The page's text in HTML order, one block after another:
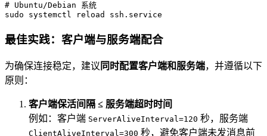
# Ubuntu/Debian 系统
sudo systemctl reload ssh.service
最佳实践：客户端与服务端配合
为确保连接稳定，建议 同时配置客户端和服务端，并遵循以下
原则：
客户端保活间隔 ≤ 服务端超时时间
例如：客户端 ServerAliveInterval=120 秒，服务端
ClientAliveInterval=300 秒，避免客户端未发消息前